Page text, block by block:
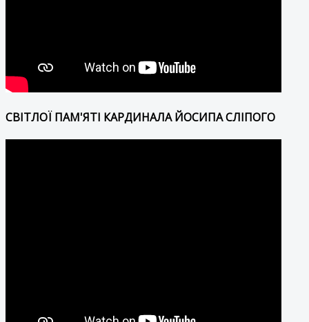
СВІТЛОЇ ПАМ'ЯТІ КАРДИНАЛА ЙОСИПА СЛІПОГО